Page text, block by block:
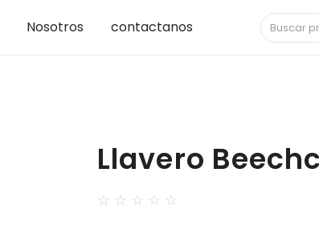
Nosotros contactanos
Llavero
☆ ☆ ☆ ☆ ☆